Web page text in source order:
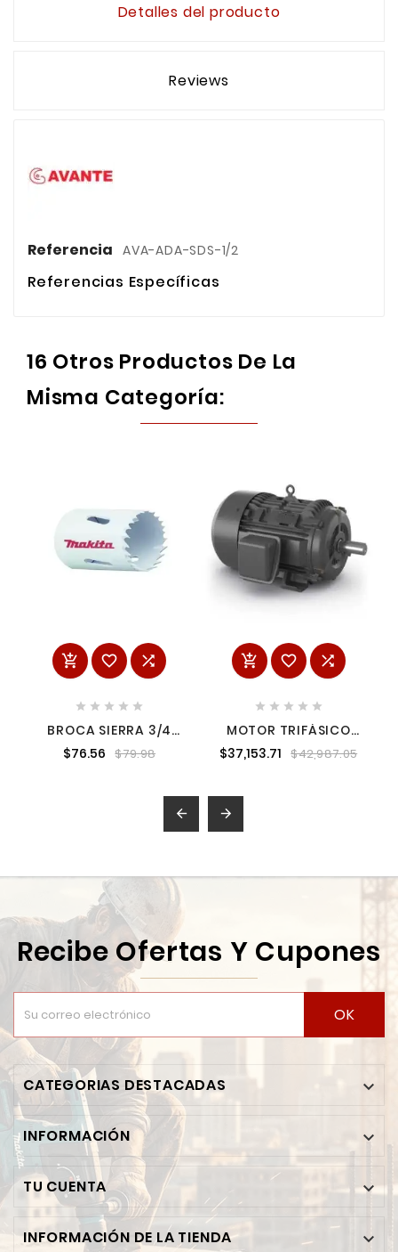
Detalles del producto
Reviews
Referencia AVA-ADA-SDS-1/2
Referencias Específicas
16 Otros Productos De La
Misma Categoría:
  
    
BROCA SIERRA 3/4
MAKITA D21624 1
$76.56 $79.98
  
    
MOTOR TRIFÁSICO
USO GENERAL 25 HP 4
POLOS 284T ABB
$37,153.71 $42,987.05
 
Recibe Ofertas Y Cupones
OK
CATEGORIAS DESTACADAS 
INFORMACIÓN 
TU CUENTA 
INFORMACIÓN DE LA TIENDA 